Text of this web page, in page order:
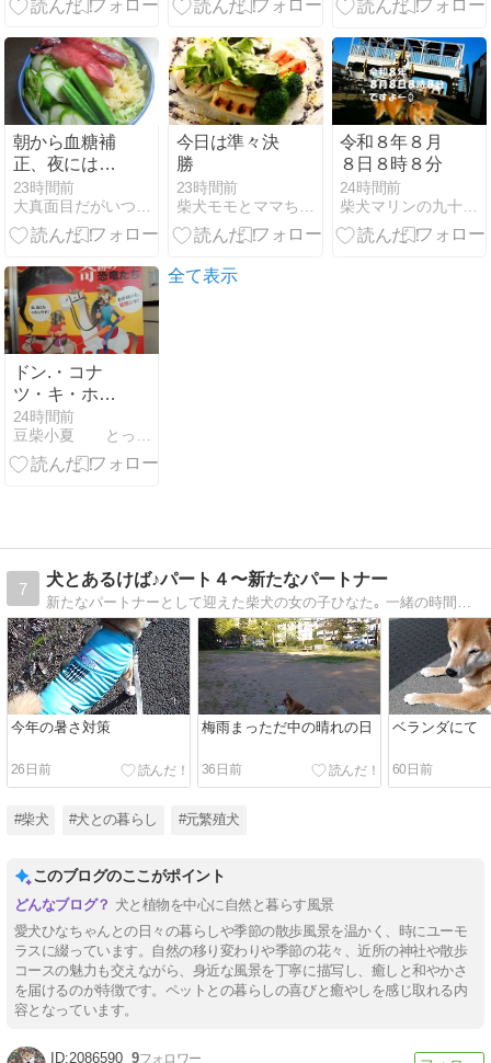
朝から血糖補
正、夜にはト
レシーバを
17→18単位に
～冷やし中華/
ークリーム/リ
ンゴ～
23時間前
今日は準々決
勝
23時間前
令和８年８月
８日８時８分
24時間前
ドン.・コナ
ツ・キ・ホー
テの思ひでで
ちゅ
24時間前
豆柴小夏 とってもキュートな女の子
全て表示
7
犬とあるけば♪パート４〜新たなパートナー
今年の暑さ対策
26日前
梅雨まっただ中の晴れの日
36日前
ベランダにて
60日前
#柴犬 #犬との暮らし #元繁殖犬
このブログのここがポイント
犬と植物を中心に自然と暮らす風景
愛犬ひなちゃんとの日々の暮らしや季節の散歩風景を温かく、時にユーモ
ラスに綴っています。自然の移り変わりや季節の花々、近所の神社や散歩
コースの魅力も交えながら、身近な風景を丁寧に描写し、癒しと和やかさ
を届けるのが特徴です。ペットとの暮らしの喜びと癒やしを感じ取れる内
容となっています。
2086590 9